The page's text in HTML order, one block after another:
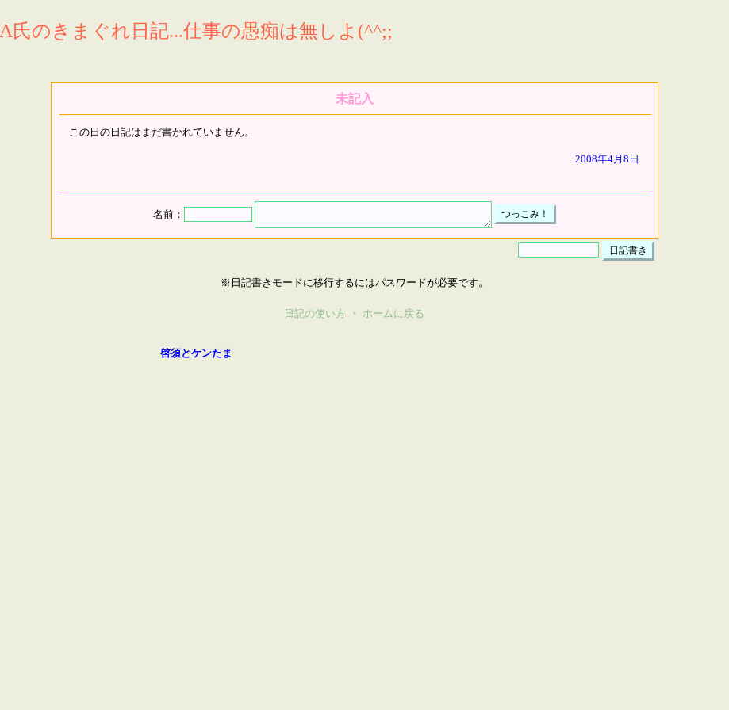
A氏のきまぐれ日記...仕事の愚痴は無しよ(^^;;
未記入
この日の日記はまだ書かれていません。
2008年4月8日
名前：
※日記書きモードに移行するにはパスワードが必要です。
日記の使い方 ・ ホームに戻る
啓須とケンたま